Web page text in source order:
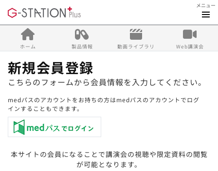
メニュー
ホーム 製品情報 動画ライブラリ Web講演会
新規会員登録
こちらのフォームから会員情報を入力してください。
medパスのアカウントをお持ちの方はmedパスのアカウントでログ
インすることもできます。
本サイトの会員になることで講演会の視聴や限定資料の閲覧
が可能となります。